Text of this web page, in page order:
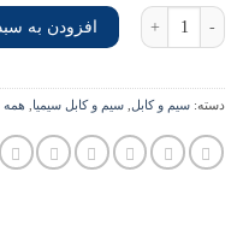
کابل کواکسیال RG59 سیمیا عدد
افزودن به
دسته: سیم و کابل سیم و کابل سیمیا